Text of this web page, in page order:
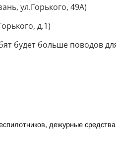
ул.Горького, 49А)
д.1)
будет больше поводов
дежурные